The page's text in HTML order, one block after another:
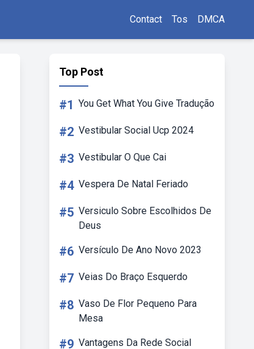
Contact Tos DMCA
Top Post
#1 You Get What You Give Tradução
#2 Vestibular Social Ucp 2024
#3 Vestibular O Que Cai
#4 Vespera De Natal Feriado
#5 Versiculo Sobre Escolhidos De
Deus
#6 Versículo De Ano Novo 2023
#7 Veias Do Braço Esquerdo
#8 Vaso De Flor Pequeno Para
Mesa
#9 Vantagens Da Rede Social